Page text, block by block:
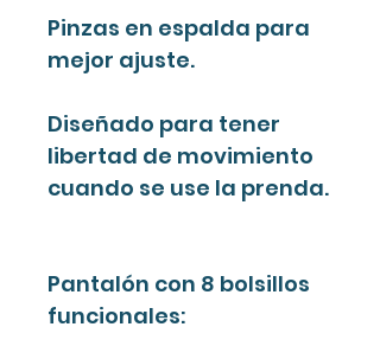
Pinzas en espalda para
mejor ajuste.
Diseñado para tener
libertad de movimiento
cuando se use la prenda.
Pantalón con 8 bolsillos
funcionales: